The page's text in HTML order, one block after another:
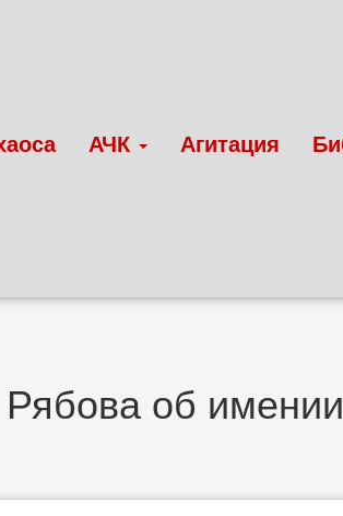
АЧК Агитация
об